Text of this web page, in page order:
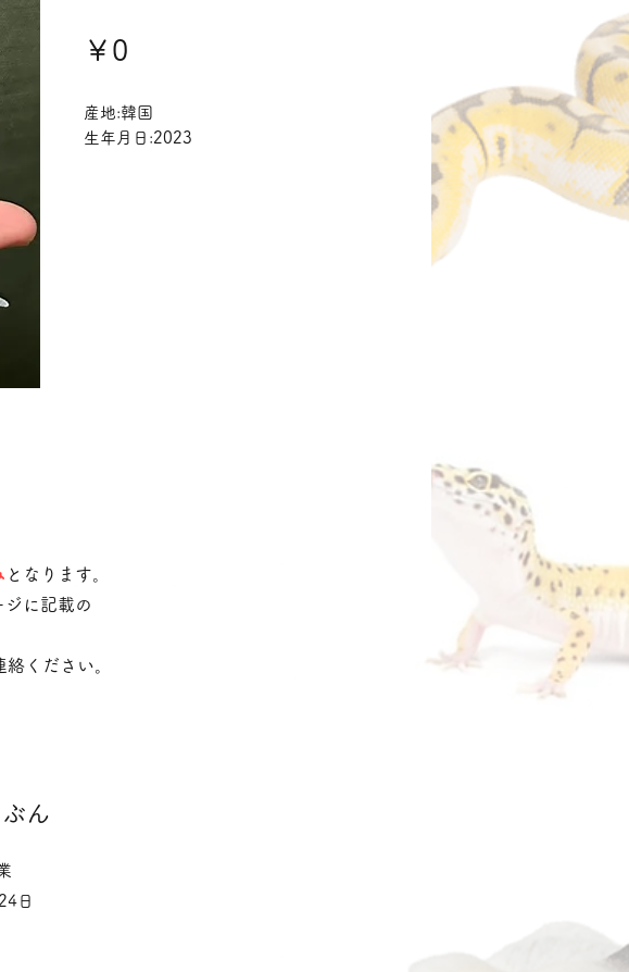
￥0
格
産地:韓国
生年月日:2023
となります。
に記載の
絡ください。
ん
日